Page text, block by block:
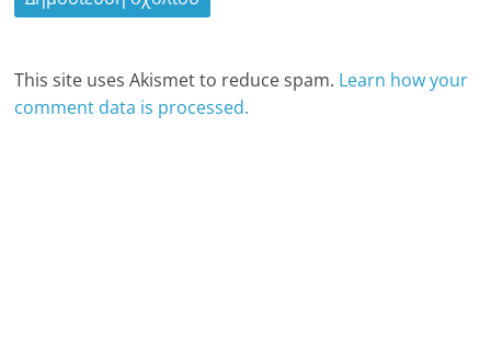
This site uses Akismet to reduce spam. Learn how your
comment data is processed.